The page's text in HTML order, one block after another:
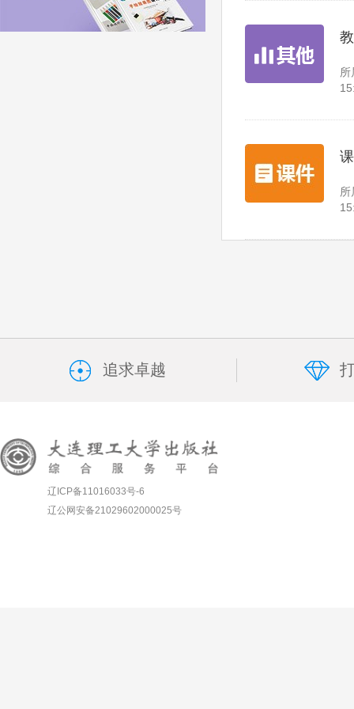
所
所
追求卓越
辽ICP备11016033号-6
辽公网安备21029602000025号